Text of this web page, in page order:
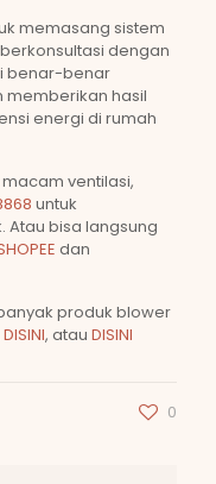
memasang sistem
dengan
benar-benar
memberikan hasil
energi di rumah
ventilasi,
untuk
bisa langsung
dan
produk blower
DISINI, atau DISINI
0